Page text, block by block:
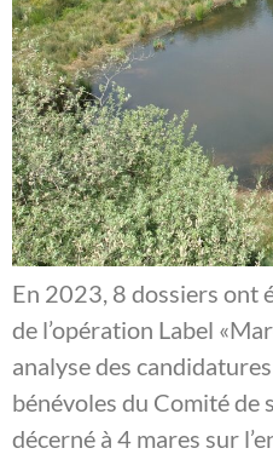
En 2023, 8 dossiers ont
de l’opération Label
analyse des
bénévoles du Comité de
décerné à 4 mares sur